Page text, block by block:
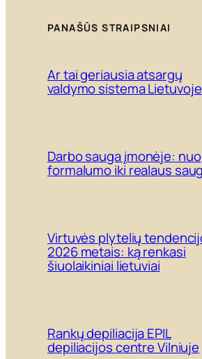
PANAŠŪS STRAIPSNIAI
Ar tai geriausia atsargų
valdymo sistema
Darbo sauga įmonėje: nuo
formalumo iki realaus
Virtuvės plytelių
2026 metais: ką renkasi
šiuolaikiniai lietuviai
Rankų depiliacija EPIL
depiliacijos centre Vilniuje